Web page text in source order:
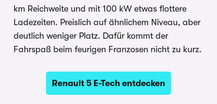
km Reichweite und mit 100 kW etwas flottere
Ladezeiten. Preislich auf ähnlichem Niveau, aber
deutlich weniger Platz. Dafür kommt der
Fahrspaß beim feurigen Franzosen nicht zu kurz.
Renault 5 E-Tech entdecken